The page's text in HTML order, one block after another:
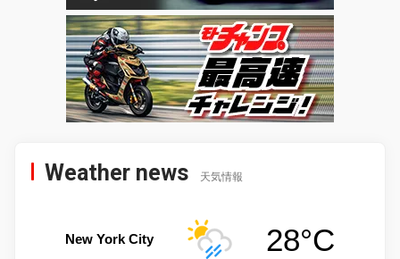
Weather news 天気情報
New York City 28°C